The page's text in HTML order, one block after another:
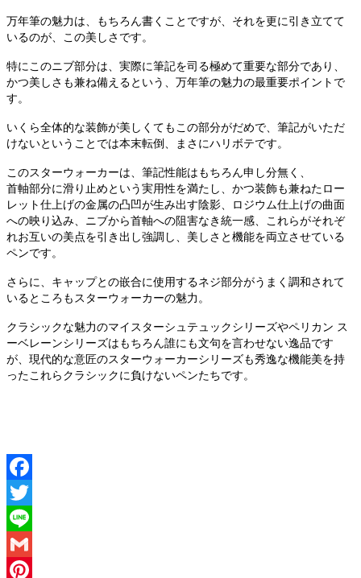
万年筆の魅力は、もちろん書くことですが、それを更に引き立てて
いるのが、この美しさです。
特にこのニブ部分は、実際に筆記を司る極めて重要な部分であり、
かつ美しさも兼ね備えるという、万年筆の魅力の最重要ポイントで
す。
いくら全体的な装飾が美しくてもこの部分がだめで、筆記がいただ
けないということでは本末転倒、まさにハリボテです。
このスターウォーカーは、筆記性能はもちろん申し分無く、
首軸部分に滑り止めという実用性を満たし、かつ装飾も兼ねたロー
レット仕上げの金属の凸凹が生み出す陰影、ロジウム仕上げの曲面
への映り込み、ニブから首軸への阻害なき統一感、これらがそれぞ
れお互いの美点を引き出し強調し、美しさと機能を両立させている
ペンです。
さらに、キャップとの嵌合に使用するネジ部分がうまく調和されて
いるところもスターウォーカーの魅力。
クラシックな魅力のマイスターシュテュックシリーズやペリカン ス
ーベレーンシリーズはもちろん誰にも文句を言わせない逸品です
が、現代的な意匠のスターウォーカーシリーズも秀逸な機能美を持
ったこれらクラシックに負けないペンたちです。
Facebook
Twitter
Line
Gmail